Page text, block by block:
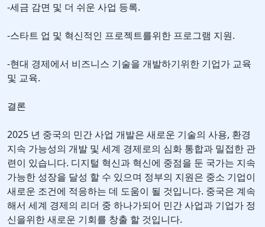
-세금 감면 및 더 쉬운 사업 등록.
-스타트 업 및 혁신적인 프로젝트를위한 프로그램 지원.
-현대 경제에서 비즈니스 기술을 개발하기위한 기업가 교육
및 교육.
결론
2025 년 중국의 민간 사업 개발은 새로운 기술의 사용, 환경
지속 가능성의 개발 및 세계 경제로의 심화 통합과 밀접한 관
련이 있습니다. 디지털 혁신과 혁신에 중점을 둔 국가는 지속
가능한 성장을 달성 할 수 있으며 정부의 지원은 중소 기업이
새로운 조건에 적응하는 데 도움이 될 것입니다. 중국은 계속
해서 세계 경제의 리더 중 하나가되어 민간 사업과 기업가 정
신을위한 새로운 기회를 창출 할 것입니다.